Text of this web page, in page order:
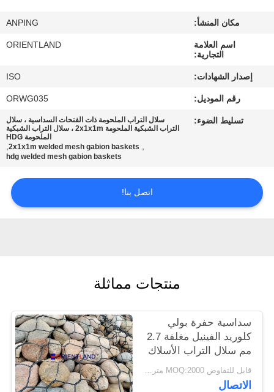
مراقبة
الجودة
اطلب
اقتباس
PRIVACY
POLICY
مكان المنشأ: ANPING
اسم العلامة
التجارية:
ORIENTLAND
إصدار الشهادات: ISO
رقم الموديل: ORWG035
تسليط الضوء:
سلال التراب الملحومة ذات الفتحات السداسية ، سلال
التراب الشبكية الملحومة 2x1x1m ، سلال التراب الشبكية
الملحومة HDG
,
2x1x1m welded mesh gabion baskets
,
hdg welded mesh gabion baskets
اتصل بنا!
منتجات مماثلة
سداسية حفرة بولي
كلوريد الفينيل مغلفة 2.7
مم سلال التراب الأسلاك
1 م × 1 م × 2 م
قابل للتفاوض MOQ:2000 متر مربع
الاتصال